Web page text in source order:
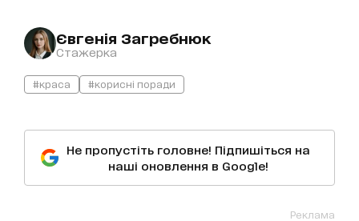
Євгенія Загребнюк
Стажерка
#краса #корисні поради
Не пропустіть головне! Підпишіться на
наші оновлення в Google!
Реклама